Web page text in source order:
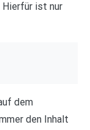
Hierfür ist nur
dem
den Inhalt